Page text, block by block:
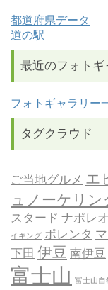
都道府県データ
道の駅
最近のフォトギ
フォトギャラリー
タグクラウド
ご当地グルメ エ
ュノーケリン
スタード ナポレ
イキング ポレンタ
下田 伊豆 南伊豆
富士山 富士山自